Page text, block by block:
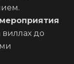
виллах до